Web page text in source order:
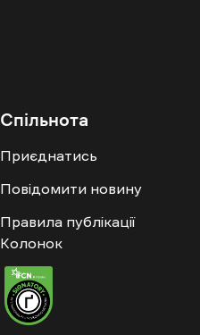
Спільнота
Приєднатись
Повідомити новину
Правила публікації
Колонок